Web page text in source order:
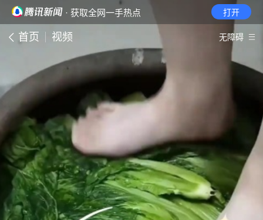
· 获取全网一手热点 打开
首页 视频 无障碍